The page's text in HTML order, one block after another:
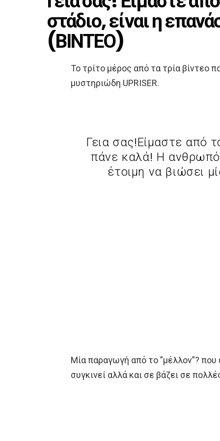
στάδιο, είναι η
(ΒΙΝΤΕΟ)
Το τρίτο μέρος από τα τρία βίντεο
μυστηριώδη UPRISER.
Γεια σας!Είμαστε από
πάνε καλά! Η
έτοιμη να βιώσει
Μία παραγωγή από το ”μέλλον”? που
συγκινεί αλλά και σε βάζει σε